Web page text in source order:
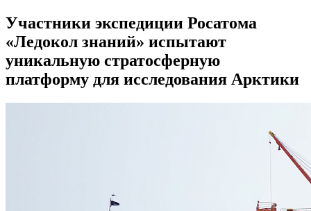
Участники экспедиции Росатома
«Ледокол знаний» испытают
уникальную стратосферную
платформу для исследования Арктики